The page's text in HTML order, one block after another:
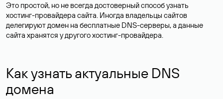
Это простой, но не всегда достоверный способ узнать
хостинг-провайдера сайта. Иногда владельцы сайтов
делегируют домен на бесплатные DNS-серверы, а данные
сайта хранятся у другого хостинг-провайдера.
Как узнать актуальные DNS
домена